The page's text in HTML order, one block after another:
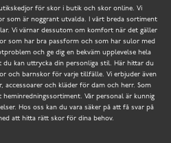
för skor i butik och skor online. Vi
som är noggrant utvalda. I vårt breda sortiment
Vi värnar dessutom om komfort när det gäller
som har bra passform och som har sulor med
och ge dig en bekväm upplevelse hela
du kan uttrycka din personliga stil. Här hittar du
och barnskor för varje tillfälle. Vi erbjuder även
och kläder för dam och herr. Som
heminredningssortiment. Vår personal är kunnig
Hos oss kan du vara säker på att få svar på
att hitta rätt skor för dina behov.